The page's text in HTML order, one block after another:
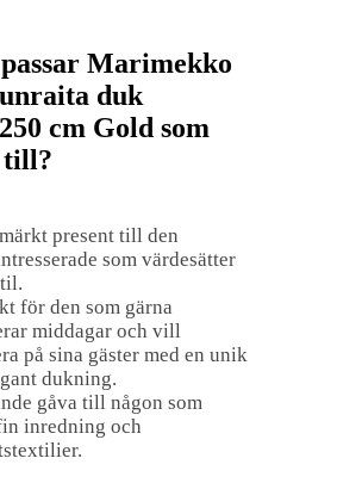
Marimekko
duk
cm Gold som
till?
present till den
som värdesätter
för den som gärna
middagar och vill
på sina gäster med en unik
dukning.
gåva till någon som
inredning och